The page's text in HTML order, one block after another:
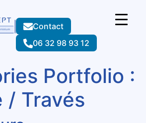
Contact
06 32 98 93 12
Portfolio :
/ Través